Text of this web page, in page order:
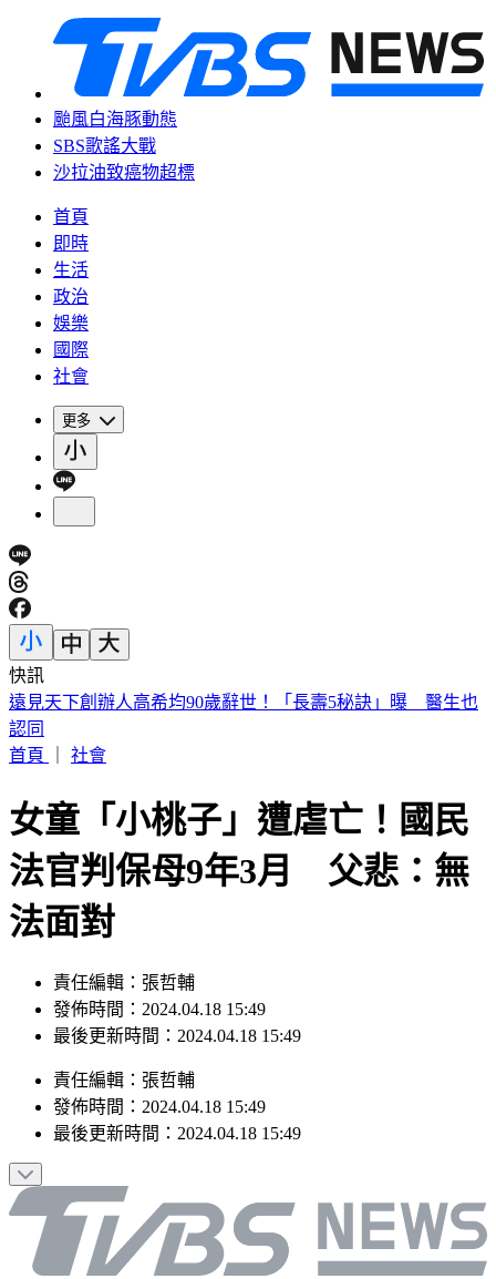
颱風白海豚動態
SBS歌謠大戰
沙拉油致癌物超標
首頁
即時
生活
政治
娛樂
國際
社會
更多
快訊
美股開盤／聯準會升息疑慮意外減緩！標普、那指「雙開高」
首頁
女童「小桃子」遭虐亡！國民
法官判保母9年3月 父悲：無
法面對
發佈時間：2024.04.18 15:49
最後更新時間：2024.04.18 15:49
發佈時間： 2024.04.18 15:49
最後更新時間：2024.04.18 15:49